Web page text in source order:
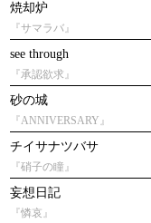
焼却炉
『サマラバ』
see through
『承認欲求』
砂の城
『ANNIVERSARY』
チイサナツバサ
『硝子の瞳』
妄想日記
『憐哀』